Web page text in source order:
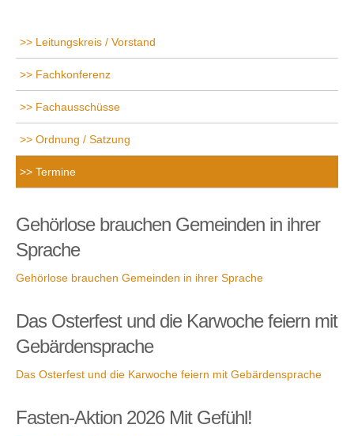
Leitungskreis / Vorstand
Fachkonferenz
Fachausschüsse
Ordnung / Satzung
Termine
Gehörlose brauchen Gemeinden in ihrer
Sprache
Gehörlose brauchen Gemeinden in ihrer Sprache
Das Osterfest und die Karwoche feiern mit
Gebärdensprache
Das Osterfest und die Karwoche feiern mit Gebärdensprache
Fasten-Aktion 2026 Mit Gefühl!